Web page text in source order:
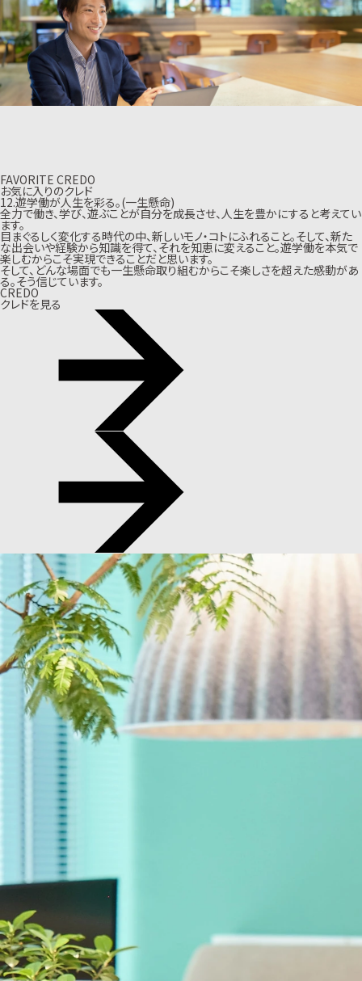
FAVORITE CREDO
お気に入りのクレド
12.遊学働が人生を彩る。(一生懸命)
全力で働き、学び、遊ぶことが自分を成長させ、人生を豊かにすると考えてい
ます。
目まぐるしく変化する時代の中、新しいモノ・コトにふれること。そして、新た
な出会いや経験から知識を得て、それを知恵に変えること。遊学働を本気で
楽しむからこそ実現できることだと思います。
そして、どんな場面でも一生懸命取り組むからこそ楽しさを超えた感動があ
る。そう信じています。
CREDO
クレドを見る